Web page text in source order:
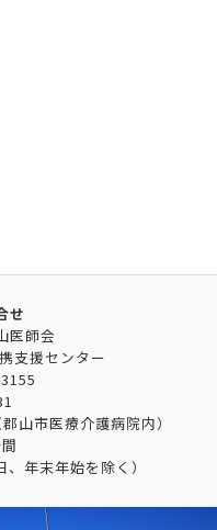
せ
医師会
支援センター
山市医療介護病院内）
年末年始を除く）